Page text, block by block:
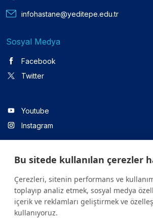
infohastane@yeditepe.edu.tr
Sosyal Medya
Facebook
Twitter
Youtube
Instagram
Linkedin
Sitede yer alan tüm içerikler yalnızca
Sağlığınızla ilgili sorularınız için mutlaka
Bu sitede kullanılan çerezler
Çerezleri, sitenin performans ve
toplayıp analiz etmek, sosyal medya
içerik ve reklamları geliştirmek ve
kullanıyoruz.